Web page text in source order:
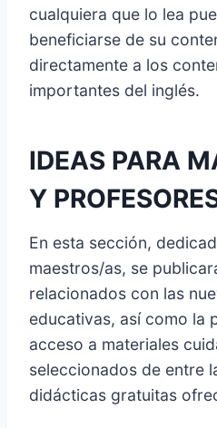
cualquiera que lo lea
beneficiarse de su
directamente a los
importantes del inglés.
IDEAS PARA
Y
En esta sección,
maestros/as, se
relacionados con las
educativas, así como la
acceso a materiales
seleccionados de entre
didácticas gratuitas